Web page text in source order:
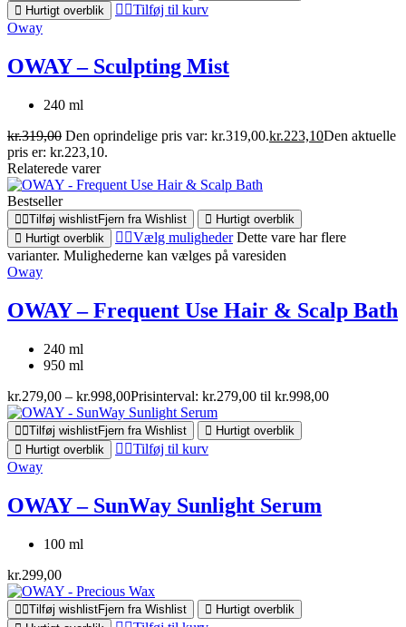
Hurtigt overblik
Tilføj til kurv
Oway
OWAY – Sculpting Mist
240 ml
kr.319,00 Den oprindelige pris var: kr.319,00.kr.223,10Den aktuelle
pris er: kr.223,10.
Relaterede varer
Bestseller
Tilføj wishlistFjern fra Wishlist
Hurtigt overblik
Hurtigt overblik
Vælg muligheder Dette vare har flere
varianter. Mulighederne kan vælges på varesiden
Oway
OWAY – Frequent Use Hair & Scalp Bath
240 ml
950 ml
kr.279,00 – kr.998,00Prisinterval: kr.279,00 til kr.998,00
Tilføj wishlistFjern fra Wishlist
Hurtigt overblik
Hurtigt overblik
Tilføj til kurv
Oway
OWAY – SunWay Sunlight Serum
100 ml
kr.299,00
Tilføj wishlistFjern fra Wishlist
Hurtigt overblik